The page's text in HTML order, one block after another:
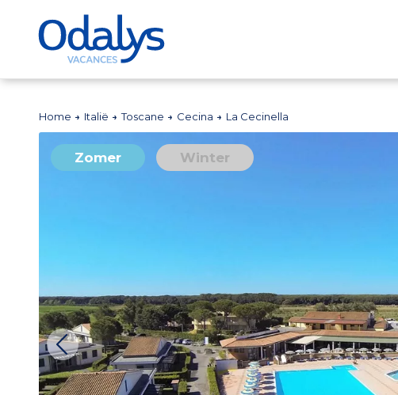
Home Italië Toscane Cecina La Cecinella
Zomer Winter